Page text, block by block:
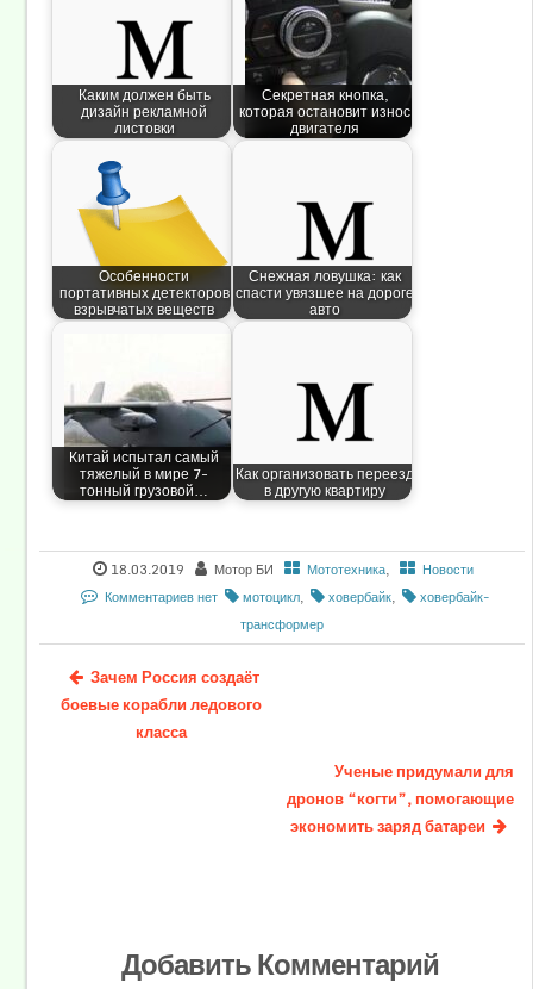
Каким должен быть
дизайн рекламной
листовки
Секретная кнопка,
которая остановит износ
двигателя
Особенности
портативных детекторов
взрывчатых веществ
Снежная ловушка: как
спасти увязшее на дороге
авто
Китай испытал самый
тяжелый в мире 7-
тонный грузовой…
Как организовать переезд
в другую квартиру
18.03.2019 Мотор БИ Мототехника,
Новости
Комментариев нет
мотоцикл, ховербайк,
ховербайк-
трансформер
Зачем Россия создаёт
боевые корабли ледового
класса
Ученые придумали для
дронов “когти”, помогающие
экономить заряд батареи
Добавить Комментарий